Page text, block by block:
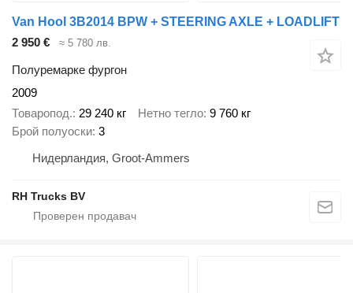
Van Hool 3B2014 BPW + STEERING AXLE + LOADLIFT
2 950 €
≈ 5 780 лв.
Полуремарке фургон
2009
Товаропод. 29 240 кг Нетно тегло 9 760 кг
Брой полуоски 3
Нидерландия, Groot-Ammers
RH Trucks BV